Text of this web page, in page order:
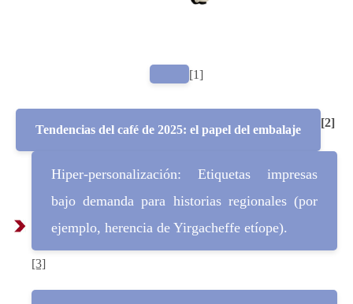
[1]
Tendencias del café de 2025: el papel del embalaje
[2]
Hiper-personalización: Etiquetas impresas
bajo demanda para historias regionales (por
ejemplo, herencia de Yirgacheffe etíope).
[3]